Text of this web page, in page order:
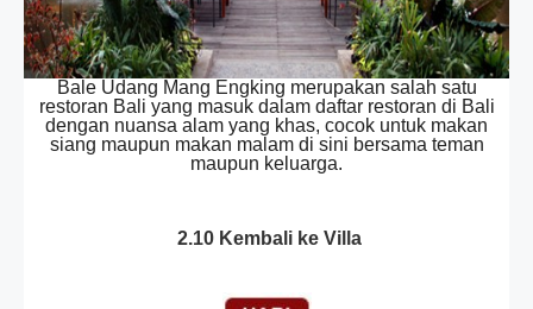
Bale Udang Mang Engking merupakan salah satu
restoran Bali yang masuk dalam daftar restoran di Bali
dengan nuansa alam yang khas, cocok untuk makan
siang maupun makan malam di sini bersama teman
maupun keluarga.
2.10 Kembali ke Villa